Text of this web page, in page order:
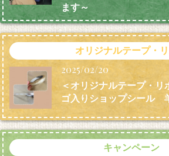
ます～
オリジナルテープ・
2025/02/20
＜オリジナルテープ・リ
ゴ入りショップシール
キャンペーン